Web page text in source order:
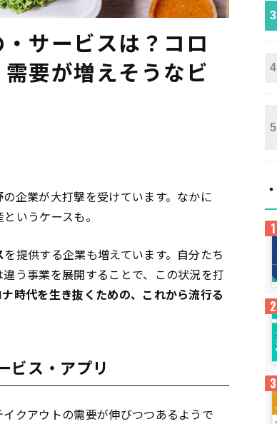
サービスは？コロ
要が増えそうなビ
企業が大打撃を受けています。なかに
いうケースも。
を提供する企業も増えています。自分たち
う事業を展開することで、この状況を打
時代を生き抜くための、これから流行る
ビス・アプリ
クアウトの需要が伸びつつあるようで